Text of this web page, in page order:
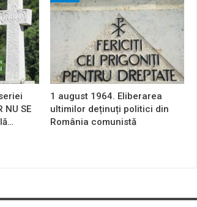
NU SE
1 august 1964. Eliberarea
ultimilor deținuți politici din
România comunistă